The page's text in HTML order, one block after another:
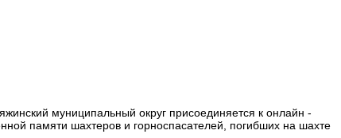
муниципальный округ присоединяется к онлайн -
памяти шахтеров и горноспасателей, погибших на шахте